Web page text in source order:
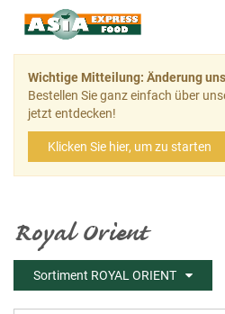
Wichtige Mitteilung: Änderung
Bestellen Sie ganz einfach über
jetzt entdecken!
Klicken Sie hier, um zu starten
Royal Orient
Sortiment ROYAL ORIENT